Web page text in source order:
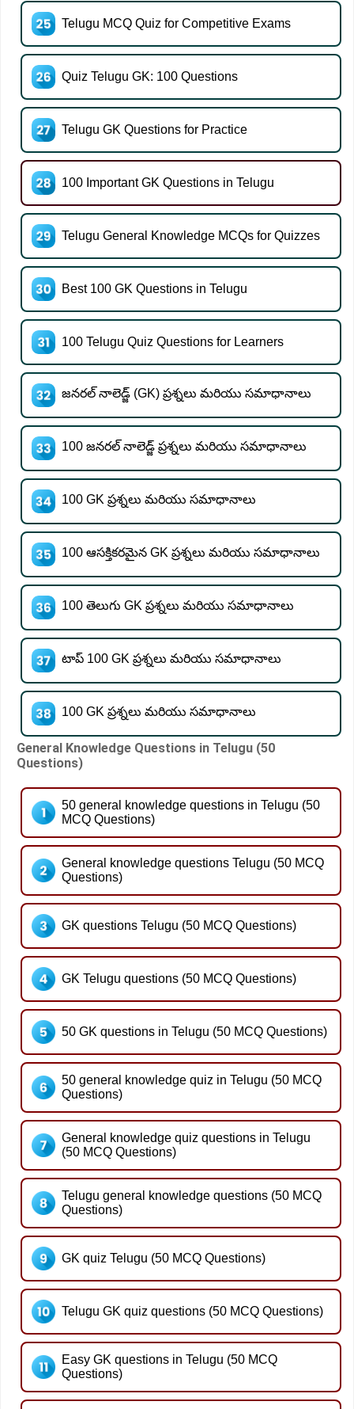
Telugu MCQ Quiz for Competitive Exams
Quiz Telugu GK: 100 Questions
Telugu GK Questions for Practice
100 Important GK Questions in Telugu
Telugu General Knowledge MCQs for Quizzes
Best 100 GK Questions in Telugu
100 Telugu Quiz Questions for Learners
జనరల్ నాలెడ్జ్ (GK) ప్రశ్నలు మరియు సమాధానాలు
100 జనరల్ నాలెడ్జ్ ప్రశ్నలు మరియు సమాధానాలు
100 GK ప్రశ్నలు మరియు సమాధానాలు
100 ఆసక్తికరమైన GK ప్రశ్నలు మరియు సమాధానాలు
100 తెలుగు GK ప్రశ్నలు మరియు సమాధానాలు
టాప్ 100 GK ప్రశ్నలు మరియు సమాధానాలు
100 GK ప్రశ్నలు మరియు సమాధానాలు
General Knowledge Questions in Telugu (50
Questions)
50 general knowledge questions in Telugu (50
MCQ Questions)
General knowledge questions Telugu (50 MCQ
Questions)
GK questions Telugu (50 MCQ Questions)
GK Telugu questions (50 MCQ Questions)
50 GK questions in Telugu (50 MCQ Questions)
50 general knowledge quiz in Telugu (50 MCQ
Questions)
General knowledge quiz questions in Telugu
(50 MCQ Questions)
Telugu general knowledge questions (50 MCQ
Questions)
GK quiz Telugu (50 MCQ Questions)
Telugu GK quiz questions (50 MCQ Questions)
Easy GK questions in Telugu (50 MCQ
Questions)